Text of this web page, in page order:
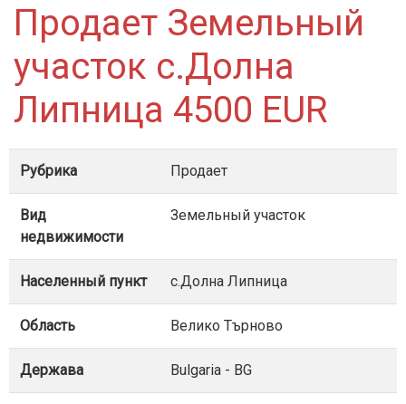
Продает Земельный
участок с.Долна
Липница 4500 EUR
Рубрика Продает
Вид
недвижимости
Земельный участок
Населенный пункт с.Долна Липница
Область Велико Търново
Держава Bulgaria - BG